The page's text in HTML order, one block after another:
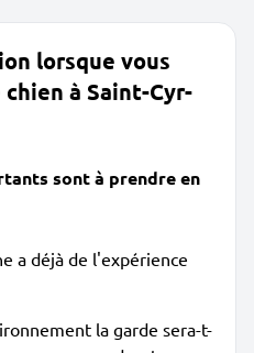
lorsque vous
à Saint-Cyr-
sont à prendre en
a déjà de l'expérience
la garde sera-t-